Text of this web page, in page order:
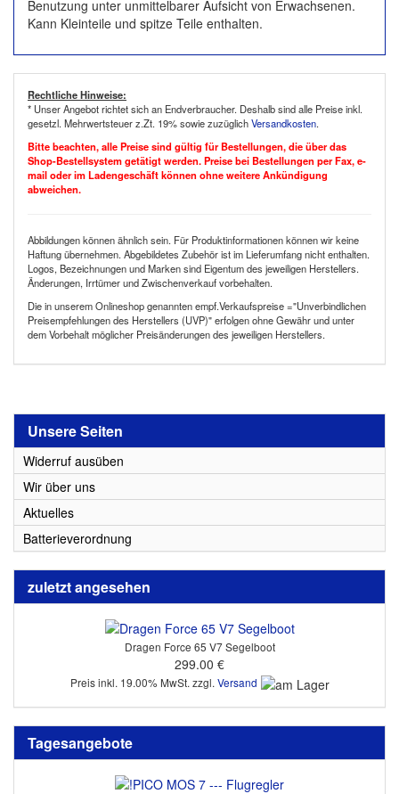
Benutzung unter unmittelbarer Aufsicht von Erwachsenen.
Kann Kleinteile und spitze Teile enthalten.
Rechtliche Hinweise:
* Unser Angebot richtet sich an Endverbraucher. Deshalb sind alle Preise inkl.
gesetzl. Mehrwertsteuer z.Zt. 19% sowie zuzüglichVersandkosten.
Bitte beachten, alle Preise sind gültig für Bestellungen, die über das
Shop-Bestellsystem getätigt werden. Preise bei Bestellungen per Fax, e-
mail oder im Ladengeschäft können ohne weitere Ankündigung
abweichen.
Abbildungen können ähnlich sein. Für Produktinformationen können wir keine
Haftung übernehmen. Abgebildetes Zubehör ist im Lieferumfang nicht enthalten.
Logos, Bezeichnungen und Marken sind Eigentum des jeweiligen Herstellers.
Änderungen, Irrtümer und Zwischenverkauf vorbehalten.
Die in unserem Onlineshop genannten empf.Verkaufspreise ="Unverbindlichen
Preisempfehlungen des Herstellers (UVP)" erfolgen ohne Gewähr und unter
dem Vorbehalt möglicher Preisänderungen des jeweiligen Herstellers.
Unsere Seiten
Widerruf ausüben
Wir über uns
Aktuelles
Batterieverordnung
zuletzt angesehen
Dragen Force 65 V7 Segelboot
299.00 €
Preis inkl. 19.00% MwSt. zzgl.Versand
Tagesangebote